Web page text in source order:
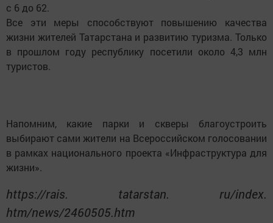
с 6 до 62.
Все эти меры способствуют повышению качества
жизни жителей Татарстана и развитию туризма. Только
в прошлом году республику посетили около 4,3 млн
туристов.
Напомним, какие парки и скверы благоустроить
выбирают сами жители на Всероссийском голосовании
в рамках национального проекта «Инфраструктура для
жизни».
https://rais. tatarstan. ru/index.
htm/news/2460505.htm